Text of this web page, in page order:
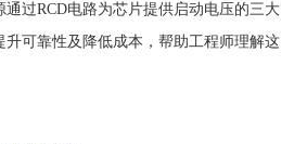
通过RCD电路为芯片提供启动电压的三大
升可靠性及降低成本，帮助工程师理解这